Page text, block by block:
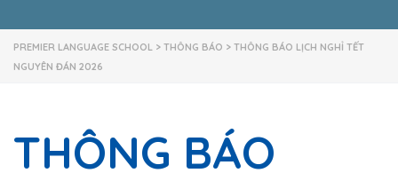
PREMIER LANGUAGE SCHOOL > THÔNG BÁO > THÔNG BÁO LỊCH NGHỈ TẾT
NGUYÊN ĐÁN 2026
THÔNG BÁO